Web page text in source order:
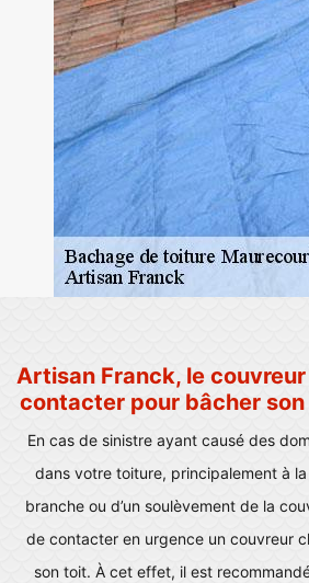
Artisan Franck, le
contacter pour bâcher
En cas de sinistre ayant causé des
dans votre toiture, principalement à la
branche ou d’un soulèvement de la
de contacter en urgence un couvreur
son toit. À cet effet, il est